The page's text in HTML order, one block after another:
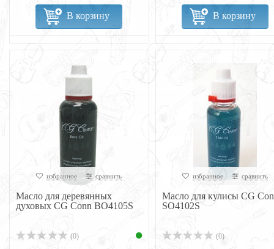
В корзину В корзину
избранное сравнить
Масло для деревянных
духовых CG Conn BO4105S
(0)
избранное сравнить
Масло для кулисы CG
SO4102S
(0)